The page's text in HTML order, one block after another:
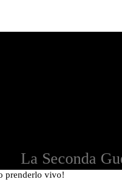
La Seconda
prenderlo vivo!